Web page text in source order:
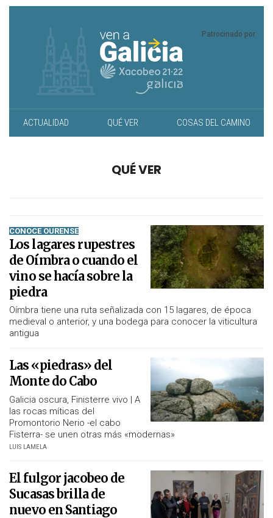
Patrocinado por
ACTUALIDAD QUÉ VER COSAS DEL CAMINO
QUÉ VER
CONOCE OURENSE
Los lagares rupestres
de Oímbra o cuando el
vino se hacía sobre la
piedra
Oímbra tiene una ruta señalizada con 15 lagares, de época
medieval o anterior, y una bodega para conocer la viticultura
antigua
Las «piedras» del
Monte do Cabo
Galicia oscura, Finisterre vivo | A
las rocas míticas del
Promontorio Nerio -el cabo
Fisterra- se unen otras más «modernas»
LUIS LAMELA
El fulgor jacobeo de
Sucasas brilla de
nuevo en Santiago